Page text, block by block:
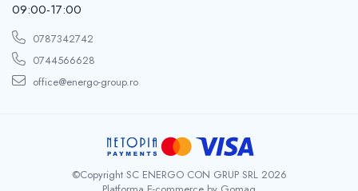
09:00-17:00
0787342742
0744566628
office@energo-group.ro
©Copyright SC ENERGO CON GRUP SRL 2026